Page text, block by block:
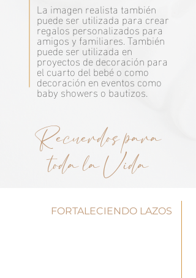
La imagen realista también
puede ser utilizada para crear
regalos personalizados para
amigos y familiares. También
puede ser utilizada en
proyectos de decoración para
el cuarto del bebé o como
decoración en eventos como
baby showers o bautizos.
Recuerdos para
toda la Vida
FORTALECIENDO LAZOS